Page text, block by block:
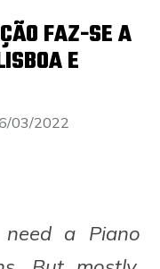
FAZ-SE A
E
03/2022
a Piano